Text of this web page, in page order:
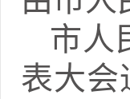
市人
表大会